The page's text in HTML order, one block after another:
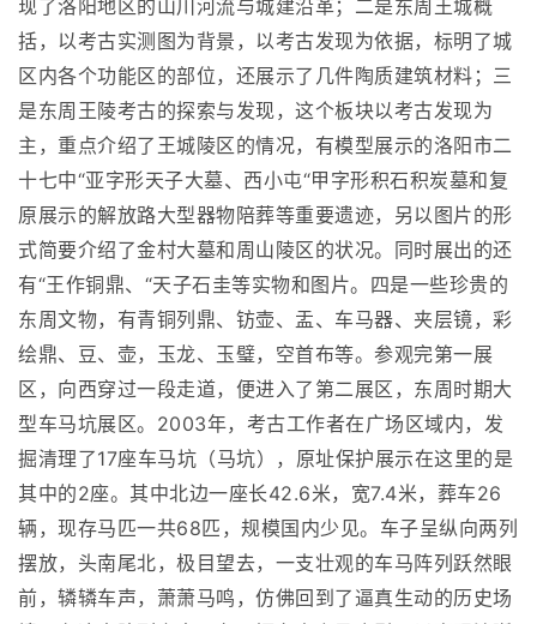
现了洛阳地区的山川河流与城建沿革；二是东周王城概
括，以考古实测图为背景，以考古发现为依据，标明了城
区内各个功能区的部位，还展示了几件陶质建筑材料；三
是东周王陵考古的探索与发现，这个板块以考古发现为
主，重点介绍了王城陵区的情况，有模型展示的洛阳市二
十七中“亚字形天子大墓、西小屯“甲字形积石积炭墓和复
原展示的解放路大型器物陪葬等重要遗迹，另以图片的形
式简要介绍了金村大墓和周山陵区的状况。同时展出的还
有“王作铜鼎、“天子石圭等实物和图片。四是一些珍贵的
东周文物，有青铜列鼎、钫壶、盂、车马器、夹层镜，彩
绘鼎、豆、壶，玉龙、玉璧，空首布等。参观完第一展
区，向西穿过一段走道，便进入了第二展区，东周时期大
型车马坑展区。2003年，考古工作者在广场区域内，发
掘清理了17座车马坑（马坑），原址保护展示在这里的是
其中的2座。其中北边一座长42.6米，宽7.4米，葬车26
辆，现存马匹一共68匹，规模国内少见。车子呈纵向两列
摆放，头南尾北，极目望去，一支壮观的车马阵列跃然眼
前，辚辚车声，萧萧马鸣，仿佛回到了逼真生动的历史场